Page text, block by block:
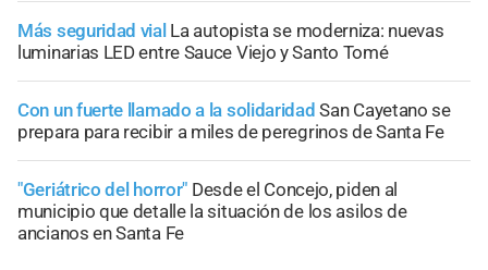
Más seguridad vial La autopista se moderniza: nuevas
luminarias LED entre Sauce Viejo y Santo Tomé
Con un fuerte llamado a la solidaridad San Cayetano se
prepara para recibir a miles de peregrinos de Santa Fe
"Geriátrico del horror" Desde el Concejo, piden al
municipio que detalle la situación de los asilos de
ancianos en Santa Fe